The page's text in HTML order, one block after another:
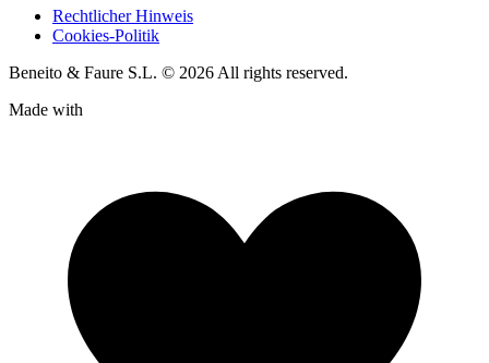
Rechtlicher Hinweis
Cookies-Politik
Beneito & Faure S.L. © 2026 All rights reserved.
Made with